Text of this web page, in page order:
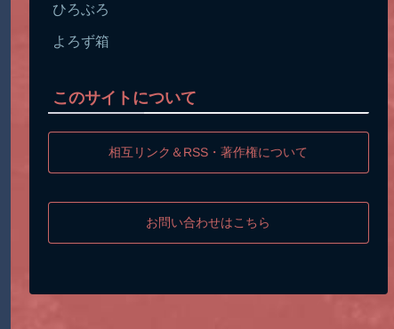
ひろぶろ
よろず箱
このサイトについて
相互リンク＆RSS・著作権について
お問い合わせはこちら